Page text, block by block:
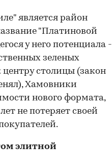
является район
"Платиновой
у него потенциала -
зеленых
столицы (закон
Хамовники
нового формата,
не потеряет своей
элитной